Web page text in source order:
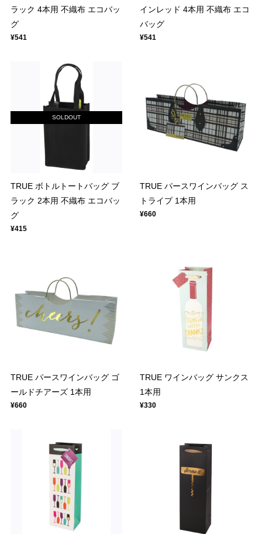
ラック 4本用 不織布 エコバッ
グ
¥541
インレッド 4本用 不織布 エコ
バッグ
¥541
SOLDOUT
TRUE ボトルトートバッグ ブ
ラック 2本用 不織布 エコバッ
グ
¥415
TRUE パースワインバッグ ス
トライプ 1本用
¥660
TRUE パースワインバッグ ゴ
ールドチアーズ 1本用
¥660
TRUE ワインバッグ サンクス
1本用
¥330